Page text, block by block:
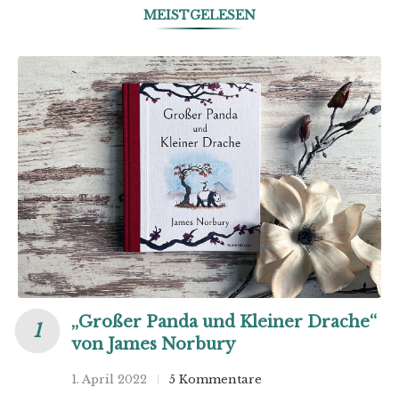
MEISTGELESEN
„Großer Panda und Kleiner Drache“
von James Norbury
1. April 2022 5 Kommentare